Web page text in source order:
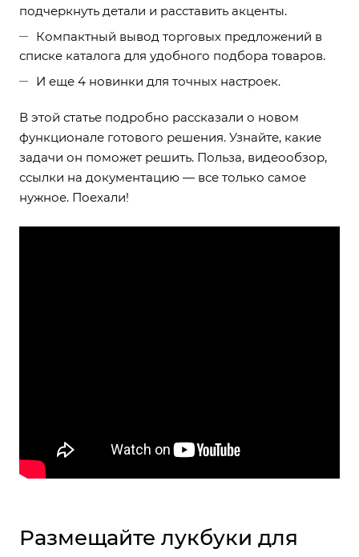
подчеркнуть детали и расставить акценты.
Компактный вывод торговых предложений в
списке каталога для удобного подбора товаров.
И еще 4 новинки для точных настроек.
В этой статье подробно рассказали о новом
функционале готового решения. Узнайте, какие
задачи он поможет решить. Польза, видеообзор,
ссылки на документацию — все только самое
нужное. Поехали!
Размещайте лукбуки для